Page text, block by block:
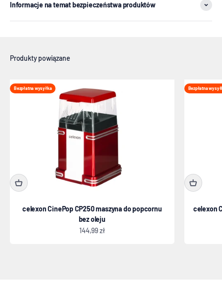
Informacje na temat bezpieczeństwa produktów
Bezpłatna wysyłka
celexon CinePop CP250 maszyna do popcornu
bez oleju
Oferta
144,99 zł
Bezpłatna
celexon
UHD Fibre Aktywny kabel